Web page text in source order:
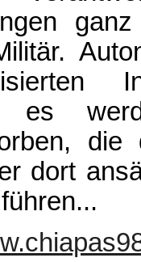
es
dort